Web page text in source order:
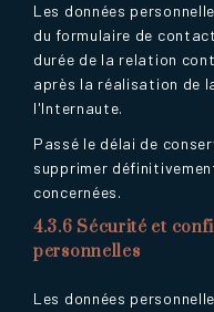
Les données
du formulaire de
durée de la relation
après la réalisation de
l'Internaute.
Passé le délai de
supprimer
concernées.
4.3.6 Sécurité et
personnelles
Les données